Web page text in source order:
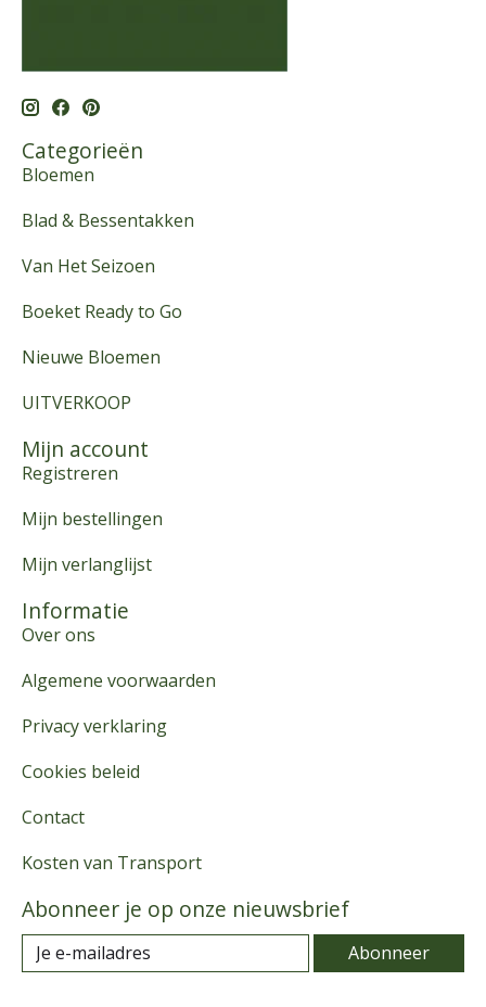
Categorieën
Bloemen
Blad & Bessentakken
Van Het Seizoen
Boeket Ready to Go
Nieuwe Bloemen
UITVERKOOP
Mijn account
Registreren
Mijn bestellingen
Mijn verlanglijst
Informatie
Over ons
Algemene voorwaarden
Privacy verklaring
Cookies beleid
Contact
Kosten van Transport
Abonneer je op onze nieuwsbrief
Abonneer